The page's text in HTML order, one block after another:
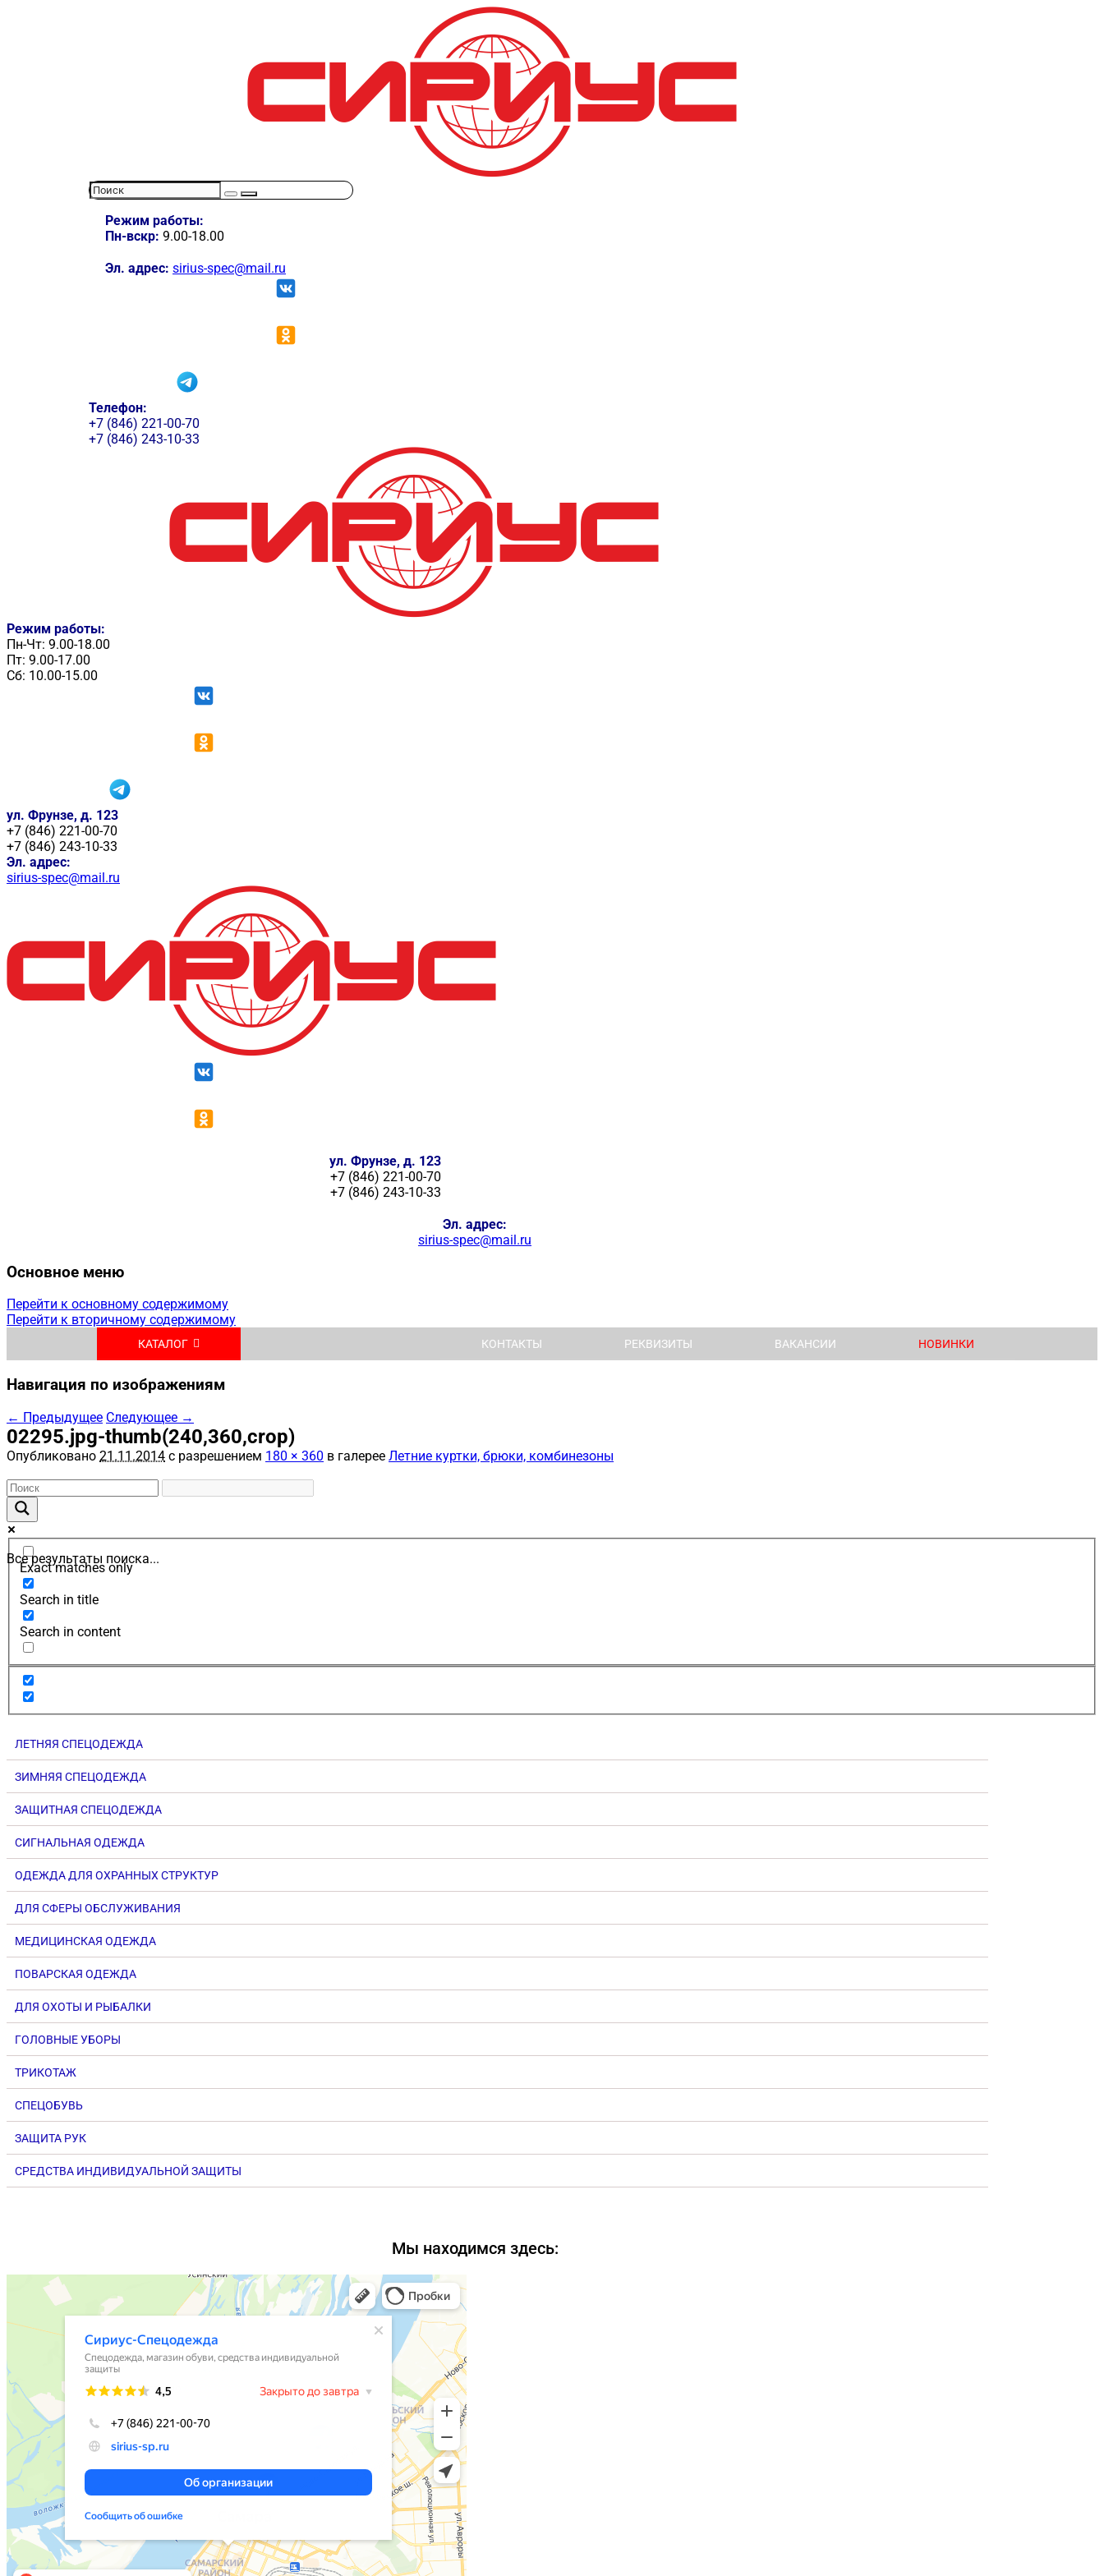
Режим работы:
Пн-вскр: 9.00-18.00
Эл. адрес: sirius-spec@mail.ru
Телефон:
+7 (846) 221-00-70
+7 (846) 243-10-33
Режим работы:
Пн-Чт: 9.00-18.00
Пт: 9.00-17.00
Сб: 10.00-15.00
ул. Фрунзе, д. 123
+7 (846) 221-00-70
+7 (846) 243-10-33
Эл. адрес:
sirius-spec@mail.ru
ул. Фрунзе, д. 123
+7 (846) 221-00-70
+7 (846) 243-10-33
Эл. адрес:
sirius-spec@mail.ru
Основное меню
Перейти к основному содержимому
Перейти к вторичному содержимому
КАТАЛОГ КОНТАКТЫ РЕКВИЗИТЫ ВАКАНСИИ НОВИНКИ
Навигация по изображениям
← Предыдущее Следующее →
02295.jpg-thumb(240,360,crop)
Опубликовано 21.11.2014 с разрешением 180 × 360 в галерее Летние куртки, брюки, комбинезоны
Все результаты поиска...
Exact matches only
Search in title
Search in content
ЛЕТНЯЯ СПЕЦОДЕЖДА
ЗИМНЯЯ СПЕЦОДЕЖДА
ЗАЩИТНАЯ СПЕЦОДЕЖДА
СИГНАЛЬНАЯ ОДЕЖДА
ОДЕЖДА ДЛЯ ОХРАННЫХ СТРУКТУР
ДЛЯ СФЕРЫ ОБСЛУЖИВАНИЯ
МЕДИЦИНСКАЯ ОДЕЖДА
ПОВАРСКАЯ ОДЕЖДА
ДЛЯ ОХОТЫ И РЫБАЛКИ
ГОЛОВНЫЕ УБОРЫ
ТРИКОТАЖ
СПЕЦОБУВЬ
ЗАЩИТА РУК
СРЕДСТВА ИНДИВИДУАЛЬНОЙ ЗАЩИТЫ
Мы находимся здесь: